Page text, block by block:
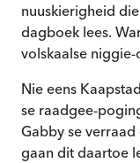
nuuskierigheid
dagboek lees.
volskaalse
Nie eens
se raadgee-
Gabby se
gaan dit daartoe